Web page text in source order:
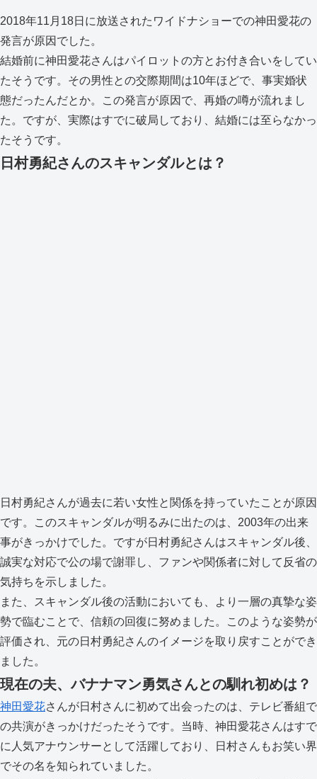
2018年11月18日に放送されたワイドナショーでの神田愛花の
発言が原因でした。
結婚前に神田愛花さんはパイロットの方とお付き合いをしてい
たそうです。その男性との交際期間は10年ほどで、事実婚状
態だったんだとか。この発言が原因で、再婚の噂が流れまし
た。ですが、実際はすでに破局しており、結婚には至らなかっ
たそうです。
日村勇紀さんのスキャンダルとは？
日村勇紀さんが過去に若い女性と関係を持っていたことが原因
です。このスキャンダルが明るみに出たのは、2003年の出来
事がきっかけでした。ですが日村勇紀さんはスキャンダル後、
誠実な対応で公の場で謝罪し、ファンや関係者に対して反省の
気持ちを示しました。
また、スキャンダル後の活動においても、より一層の真摯な姿
勢で臨むことで、信頼の回復に努めました。このような姿勢が
評価され、元の日村勇紀さんのイメージを取り戻すことができ
ました。
現在の夫、バナナマン勇気さんとの馴れ初めは？
神田愛花さんが日村さんに初めて出会ったのは、テレビ番組で
の共演がきっかけだったそうです。当時、神田愛花さんはすで
に人気アナウンサーとして活躍しており、日村さんもお笑い界
でその名を知られていました。